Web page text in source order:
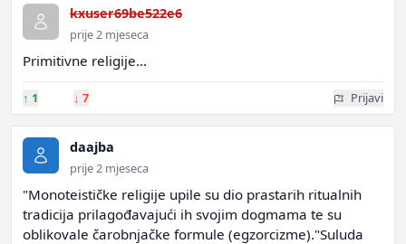
kxuser69be522e6
prije 2 mjeseca
Primitivne religije...
↑ 1 ↓ 7 Prijavi
daajba
prije 2 mjeseca
"Monoteističke religije upile su dio prastarih ritualnih
tradicija prilagođavajući ih svojim dogmama te su
oblikovale čarobnjačke formule (egzorcizme)."Suluda